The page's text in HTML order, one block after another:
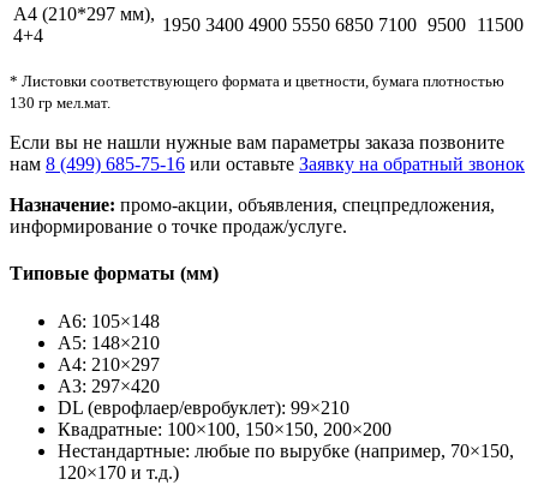
А4 (210*297 мм),
4+4
1950 3400 4900 5550 6850 7100 9500 11500
* Листовки соответствующего формата и цветности, бумага плотностью
130 гр мел.мат.
Если вы не нашли нужные вам параметры заказа позвоните
нам 8 (499) 685-75-16 или оставьте Заявку на обратный звонок
Назначение: промо-акции, объявления, спецпредложения,
информирование о точке продаж/услуге.
Типовые форматы (мм)
A6: 105×148
A5: 148×210
A4: 210×297
A3: 297×420
DL (еврофлаер/евробуклет): 99×210
Квадратные: 100×100, 150×150, 200×200
Нестандартные: любые по вырубке (например, 70×150,
120×170 и т.д.)